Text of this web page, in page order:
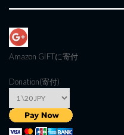
Amazon GIFTに寄付
Donation(寄付)